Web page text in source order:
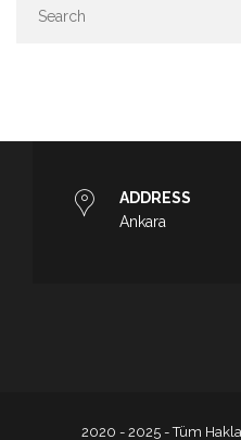
ADDRESS
Ankara
2020 - 2025 - Tüm